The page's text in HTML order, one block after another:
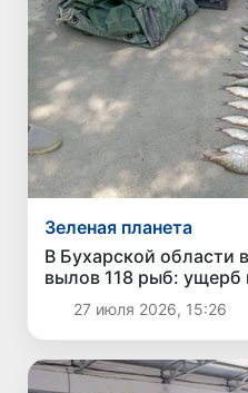
Зеленая планета
В Бухарской области
вылов 118 рыб: ущерб
сумов27 июля 2026, 15:26